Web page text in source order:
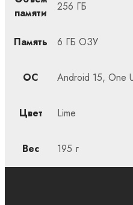
памяти
256 ГБ
Память 6 ГБ ОЗУ
ОС Android 15, One
Цвет Lime
Вес 195 г